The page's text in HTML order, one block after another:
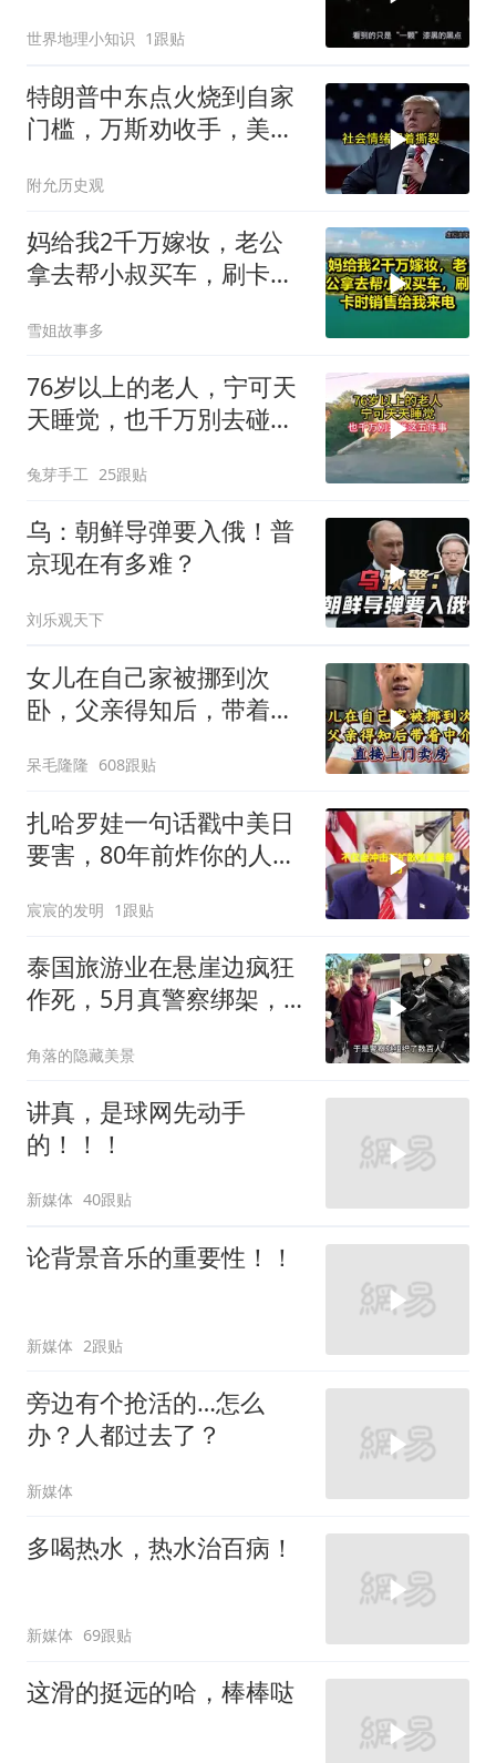
世界地理小知识 1跟贴
特朗普中东点火烧到自家
门槛，万斯劝收手，美国
附允历史观
妈给我2千万嫁妆，老公
拿去帮小叔买车，刷卡时
雪姐故事多
76岁以上的老人，宁可天
天睡觉，也千万別去碰这
兔芽手工 25跟贴
乌：朝鲜导弹要入俄！普
京现在有多难？
刘乐观天下
女儿在自己家被挪到次
卧，父亲得知后，带着中
呆毛隆隆 608跟贴
扎哈罗娃一句话戳中美日
要害，80年前炸你的人，
宸宸的发明 1跟贴
泰国旅游业在悬崖边疯狂
作死，5月真警察绑架，7
角落的隐藏美景
讲真，是球网先动手
的！！！
新媒体 40跟贴
论背景音乐的重要性！！
新媒体 2跟贴
旁边有个抢活的…怎么
办？人都过去了？
新媒体
多喝热水，热水治百病！
新媒体 69跟贴
这滑的挺远的哈，棒棒哒